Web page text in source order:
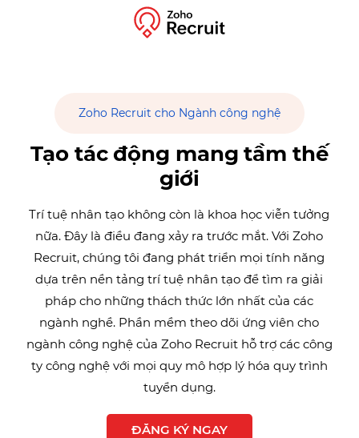
Zoho Recruit cho Ngành công nghệ
Tạo tác động mang tầm thế
giới
Trí tuệ nhân tạo không còn là khoa học viễn tưởng
nữa. Đây là điều đang xảy ra trước mắt. Với Zoho
Recruit, chúng tôi đang phát triển mọi tính năng
dựa trên nền tảng trí tuệ nhân tạo để tìm ra giải
pháp cho những thách thức lớn nhất của các
ngành nghề. Phần mềm theo dõi ứng viên cho
ngành công nghệ của Zoho Recruit hỗ trợ các công
ty công nghệ với mọi quy mô hợp lý hóa quy trình
tuyển dụng.
ĐĂNG KÝ NGAY